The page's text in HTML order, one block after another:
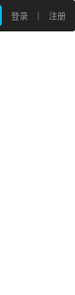
登录 | 注册